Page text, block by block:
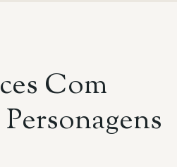
ces Com
Personagens